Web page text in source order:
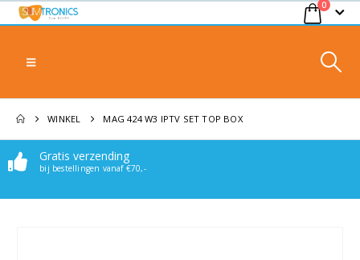
0
WINKEL MAG 424 W3 IPTV SET TOP BOX
Gratis verzending
bij bestellingen vanaf €70,-